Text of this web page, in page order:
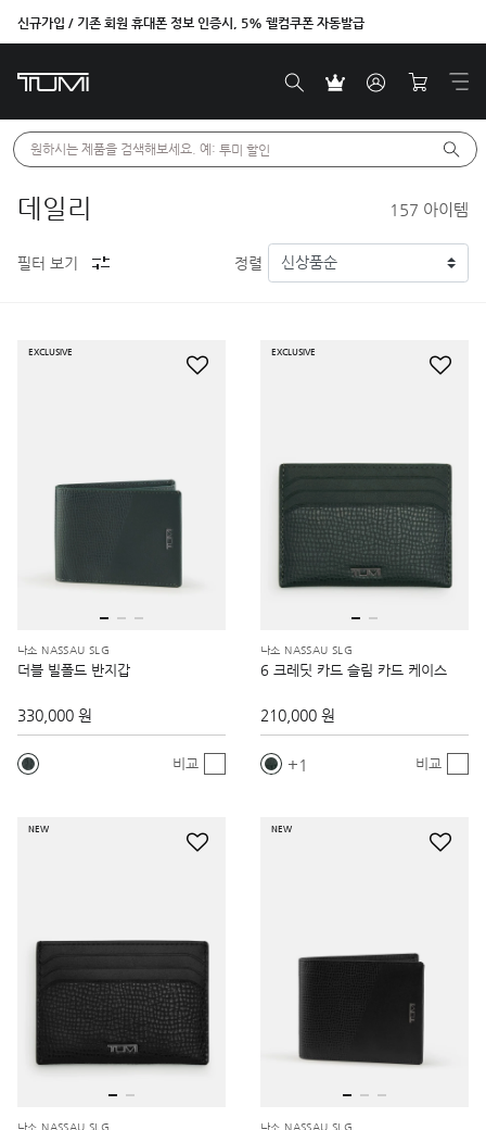
신규가입 / 기존 회원 휴대폰 정보 인증시, 5% 웰컴쿠폰 자동발급
원하시는 제품을 검색해보세요. 예: 투미 할인
데일리 157 아이템
필터 보기 정렬
EXCLUSIVE
나소 NASSAU SLG
더블 빌폴드 반지갑
330,000 원
비교
EXCLUSIVE
나소 NASSAU SLG
6 크레딧 카드 슬림 카드 케이스
210,000 원
1 비교
NEW
나소 NASSAU SLG
NEW
나소 NASSAU SLG